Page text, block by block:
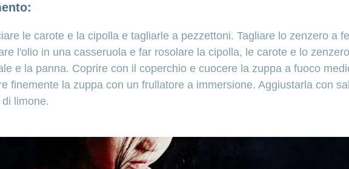
le carote e la cipolla e tagliarle a pezzettoni. Tagliare lo zenzero a
l'olio in una casseruola e far rosolare la cipolla, le carote e lo
e la panna. Coprire con il coperchio e cuocere la zuppa a fuoco
finemente la zuppa con un frullatore a immersione. Aggiustarla con
limone.